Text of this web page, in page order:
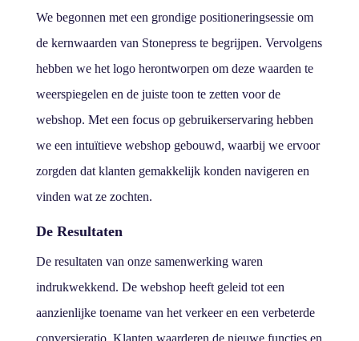
We begonnen met een grondige positioneringsessie om
de kernwaarden van Stonepress te begrijpen. Vervolgens
hebben we het logo herontworpen om deze waarden te
weerspiegelen en de juiste toon te zetten voor de
webshop. Met een focus op gebruikerservaring hebben
we een intuïtieve webshop gebouwd, waarbij we ervoor
zorgden dat klanten gemakkelijk konden navigeren en
vinden wat ze zochten.
De Resultaten
De resultaten van onze samenwerking waren
indrukwekkend. De webshop heeft geleid tot een
aanzienlijke toename van het verkeer en een verbeterde
conversieratio. Klanten waarderen de nieuwe functies en